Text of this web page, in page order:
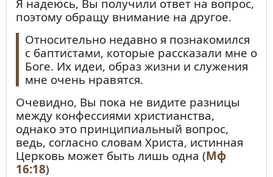
Я надеюсь, Вы получили ответ на вопрос,
поэтому обращу внимание на другое.
Относительно недавно я познакомился
с баптистами, которые рассказали мне о
Боге. Их идеи, образ жизни и служения
мне очень нравятся.
Очевидно, Вы пока не видите разницы
между конфессиями христианства,
однако это принципиальный вопрос,
ведь, согласно словам Христа, истинная
Церковь может быть лишь одна (Мф
16:18)